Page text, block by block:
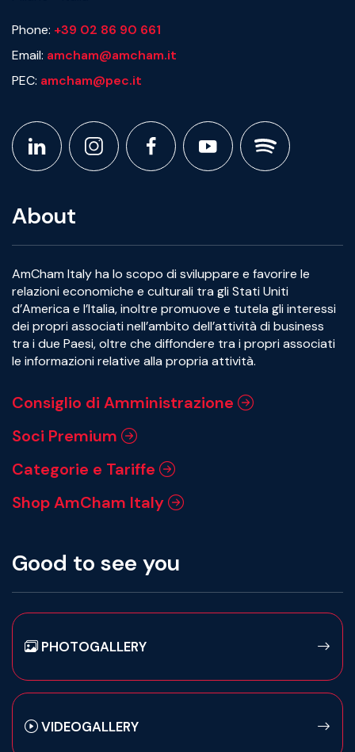
Phone: +39 02 86 90 661
Email: amcham@amcham.it
PEC: amcham@pec.it
About
AmCham Italy ha lo scopo di sviluppare e favorire le
relazioni economiche e culturali tra gli Stati Uniti
d’America e l’Italia, inoltre promuove e tutela gli interessi
dei propri associati nell’ambito dell’attività di business
tra i due Paesi, oltre che diffondere tra i propri associati
le informazioni relative alla propria attività.
Consiglio di Amministrazione
Soci Premium
Categorie e Tariffe
Shop AmCham Italy
Good to see you
PHOTOGALLERY
VIDEOGALLERY